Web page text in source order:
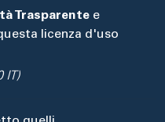
Trasparente e
licenza d'uso
IT)